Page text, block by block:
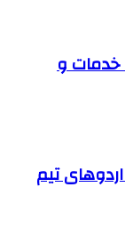
خدمات و
تیم